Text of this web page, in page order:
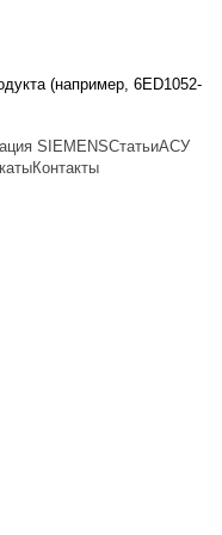
(например, 6ED1052-
SIEMENSСтатьиАСУ
Контакты